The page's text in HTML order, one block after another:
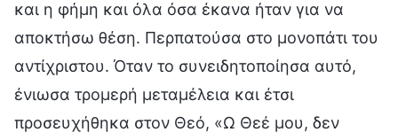
και η φήμη και όλα όσα έκανα ήταν για να
αποκτήσω θέση. Περπατούσα στο μονοπάτι του
αντίχριστου. Όταν το συνειδητοποίησα αυτό,
ένιωσα τρομερή μεταμέλεια και έτσι
προσευχήθηκα στον Θεό, «Ω Θεέ μου, δεν